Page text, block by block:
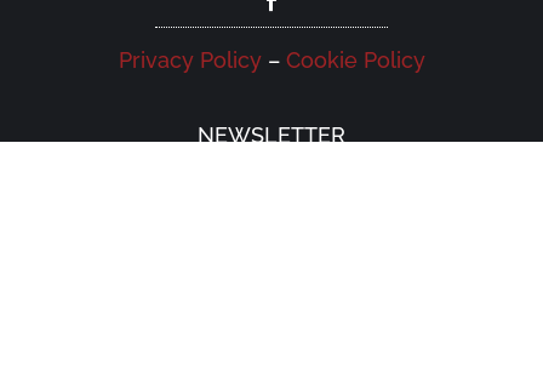
Privacy Policy– Cookie Policy
NEWSLETTER